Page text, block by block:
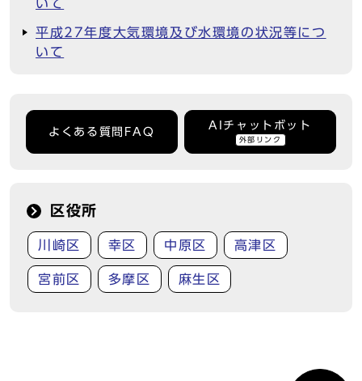
いて
平成27年度大気環境及び水環境の状況等につ
いて
よくある質問FAQ
AIチャットボット
外部リンク
区役所
川崎区 幸区 中原区 高津区
宮前区 多摩区 麻生区